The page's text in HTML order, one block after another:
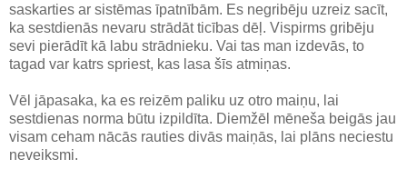
saskarties ar sistēmas īpatnībām. Es negribēju uzreiz sacīt,
ka sestdienās nevaru strādāt ticības dēļ. Vispirms gribēju
sevi pierādīt kā labu strādnieku. Vai tas man izdevās, to
tagad var katrs spriest, kas lasa šīs atmiņas.
Vēl jāpasaka, ka es reizēm paliku uz otro maiņu, lai
sestdienas norma būtu izpildīta. Diemžēl mēneša beigās jau
visam ceham nācās rauties divās maiņās, lai plāns neciestu
neveiksmi.